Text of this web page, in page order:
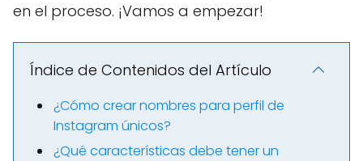
en el proceso. ¡Vamos a empezar!
Índice de Contenidos del Artículo
¿Cómo crear nombres para perfil de
Instagram únicos?
¿Qué características debe tener un